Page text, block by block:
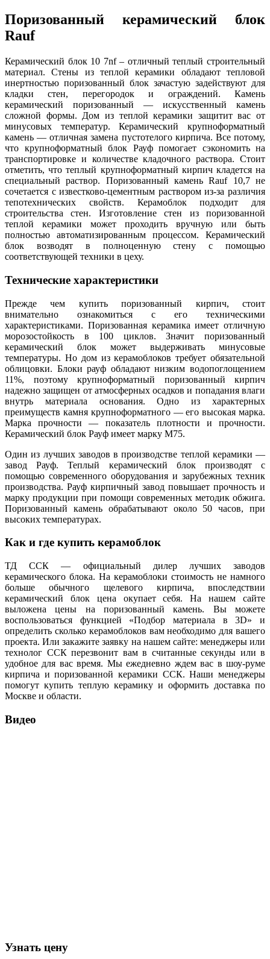
Поризованный керамический блок
Rauf
Керамический блок 10 7nf – отличный теплый строительный
материал. Стены из теплой керамики обладают тепловой
инертностью поризованный блок зачастую задействуют для
кладки стен, перегородок и ограждений. Камень
керамический поризованный — искусственный камень
сложной формы. Дом из теплой керамики защитит вас от
минусовых температур. Керамический крупноформатный
камень — отличная замена пустотелого кирпича. Все потому,
что крупноформатный блок Рауф помогает сэкономить на
транспортировке и количестве кладочного раствора. Стоит
отметить, что теплый крупноформатный кирпич кладется на
специальный раствор. Поризованный камень Rauf 10,7 не
сочетается с известково-цементным раствором из-за различия
тепотехнических свойств. Керамоблок подходит для
строительства стен. Изготовление стен из поризованной
теплой керамики может проходить вручную или быть
полностью автоматизированным процессом. Керамический
блок возводят в полноценную стену с помощью
соответствующей техники в цеху.
Технические характеристики
Прежде чем купить поризованный кирпич, стоит
внимательно ознакомиться с его техническими
характеристиками. Поризованная керамика имеет отличную
морозостойкость в 100 циклов. Значит поризованный
керамический блок может выдерживать минусовые
температуры. Но дом из керамоблоков требует обязательной
облицовки. Блоки рауф обладают низким водопоглощением
11%, поэтому крупноформатный поризованный кирпич
надежно защищен от атмосферных осадков и попадания влаги
внутрь материала основания. Одно из характерных
преимуществ камня крупноформатного — его высокая марка.
Марка прочности — показатель плотности и прочности.
Керамический блок Рауф имеет марку М75.
Один из лучших заводов в производстве теплой керамики —
завод Рауф. Теплый керамический блок производят с
помощью современного оборудования и зарубежных техник
производства. Рауф кирпичный завод повышает прочность и
марку продукции при помощи современных методик обжига.
Поризованный камень обрабатывают около 50 часов, при
высоких температурах.
Как и где купить керамоблок
ТД ССК — официальный дилер лучших заводов
керамического блока. На керамоблоки стоимость не намного
больше обычного щелевого кирпича, впоследствии
керамический блок цена окупает себя. На нашем сайте
выложена цены на поризованный камень. Вы можете
воспользоваться функцией «Подбор материала в 3D» и
определить сколько керамоблоков вам необходимо для вашего
проекта. Или закажите заявку на нашем сайте: менеджеры или
технолог ССК перезвонит вам в считанные секунды или в
удобное для вас время. Мы ежедневно ждем вас в шоу-руме
кирпича и поризованной керамики ССК. Наши менеджеры
помогут купить теплую керамику и оформить доставка по
Москве и области.
Видео
Узнать цену